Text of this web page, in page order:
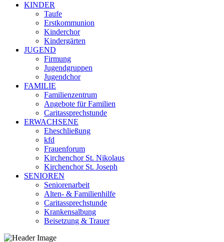
KINDER
Taufe
Erstkommunion
Kinderchor
Kindergärten
JUGEND
Firmung
Jugendgruppen
Jugendchor
FAMILIE
Familienzentrum
Angebote für Familien
Caritassprechstunde
ERWACHSENE
Eheschließung
kfd
Frauenforum
Kirchenchor St. Nikolaus
Kirchenchor St. Joseph
SENIOREN
Seniorenarbeit
Alten- & Familienhilfe
Caritassprechstunde
Krankensalbung
Beisetzung & Trauer